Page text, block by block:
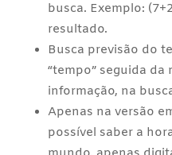
busca. Exemplo:
resultado.
Busca previsão do
“tempo” seguida da
informação, na
Apenas na versão
possível saber a